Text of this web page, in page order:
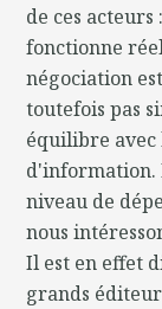
de ces
fonctionne
négociation
toutefois pas
équilibre avec
d'information.
niveau de
nous
Il est en effet
grands